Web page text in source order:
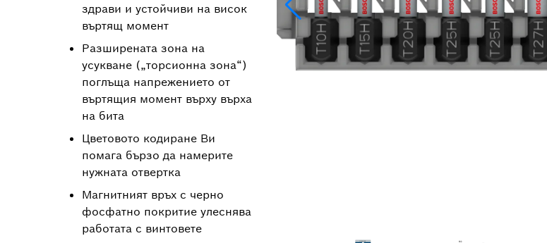
здрави и устойчиви на висок
въртящ момент
Разширената зона на
усукване („торсионна зона“)
поглъща напрежението от
въртящия момент върху върха
на бита
Цветовото кодиране Ви
помага бързо да намерите
нужната отвертка
Магнитният връх с черно
фосфатно покритие улеснява
работата с винтовете